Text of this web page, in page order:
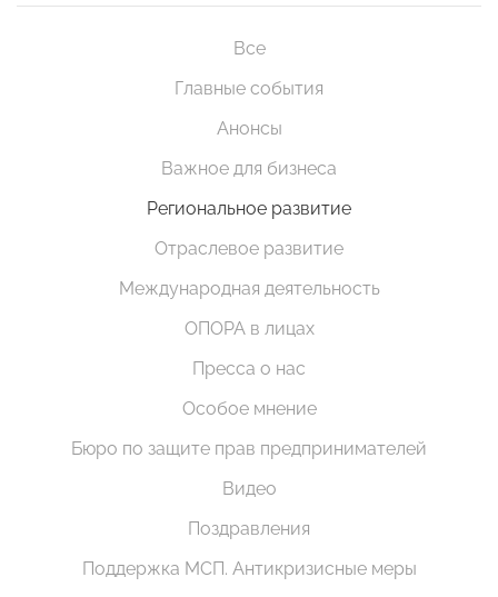
Все
Главные события
Анонсы
Важное для бизнеса
Региональное развитие
Отраслевое развитие
Международная деятельность
ОПОРА в лицах
Пресса о нас
Особое мнение
Бюро по защите прав предпринимателей
Видео
Поздравления
Поддержка МСП. Антикризисные меры